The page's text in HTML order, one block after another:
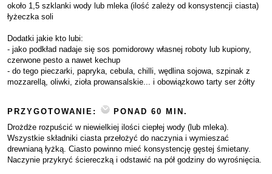
około 1,5 szklanki wody lub mleka (ilość zależy od konsystencji ciasta)
łyżeczka soli
Dodatki jakie kto lubi:
- jako podkład nadaje się sos pomidorowy własnej roboty lub kupiony,
czerwone pesto a nawet kechup
- do tego pieczarki, papryka, cebula, chilli, wędlina sojowa, szpinak z
mozzarellą, oliwki, zioła prowansalskie... i obowiązkowo tarty ser żółty
PRZYGOTOWANIE:
PONAD 60 MIN.
Drożdże rozpuścić w niewielkiej ilości ciepłej wody (lub mleka).
Wszystkie składniki ciasta przełożyć do naczynia i wymieszać
drewnianą łyżką. Ciasto powinno mieć konsystencję gęstej śmietany.
Naczynie przykryć ściereczką i odstawić na pół godziny do wyrośnięcia.